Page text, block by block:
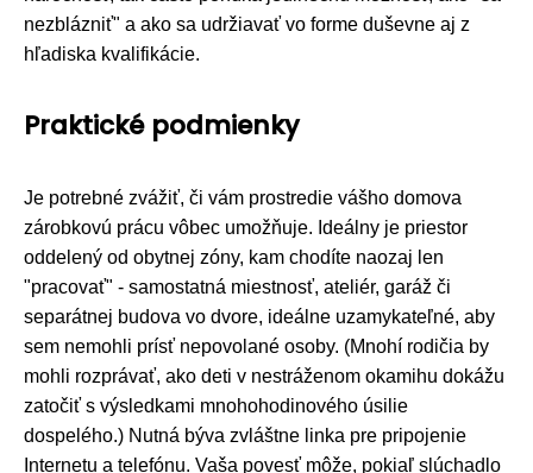
nezblázniť" a ako sa udržiavať vo forme duševne aj z
hľadiska kvalifikácie.
Praktické podmienky
Je potrebné zvážiť, či vám prostredie vášho domova
zárobkovú prácu vôbec umožňuje. Ideálny je priestor
oddelený od obytnej zóny, kam chodíte naozaj len
"pracovať" - samostatná miestnosť, ateliér, garáž či
separátnej budova vo dvore, ideálne uzamykateľné, aby
sem nemohli prísť nepovolané osoby. (Mnohí rodičia by
mohli rozprávať, ako deti v nestráženom okamihu dokážu
zatočiť s výsledkami mnohohodinového úsilie
dospelého.) Nutná býva zvláštne linka pre pripojenie
Internetu a telefónu. Vaša povesť môže, pokiaľ slúchadlo